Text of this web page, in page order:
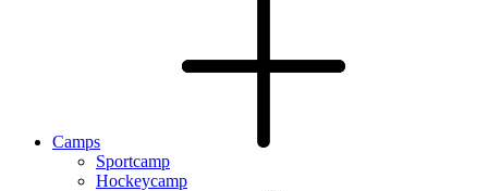
Camps
Sportcamp
Hockeycamp